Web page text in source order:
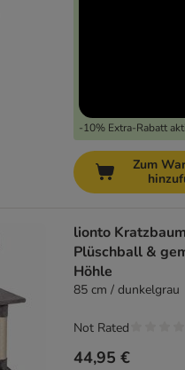
-10% Extra-Rabatt
Zum
lionto
Plüschball &
Höhle
85 cm / dunkelgrau
44,95 €
Not Rated